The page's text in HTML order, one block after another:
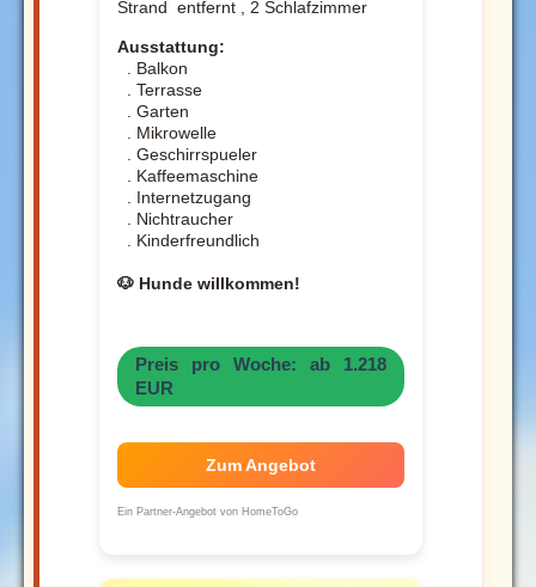
Strand entfernt , 2 Schlafzimmer
Ausstattung:
. Balkon
. Terrasse
. Garten
. Mikrowelle
. Geschirrspueler
. Kaffeemaschine
. Internetzugang
. Nichtraucher
. Kinderfreundlich
🐶 Hunde willkommen!
Preis pro Woche: ab 1.218
EUR
Zum Angebot
Ein Partner-Angebot von HomeToGo